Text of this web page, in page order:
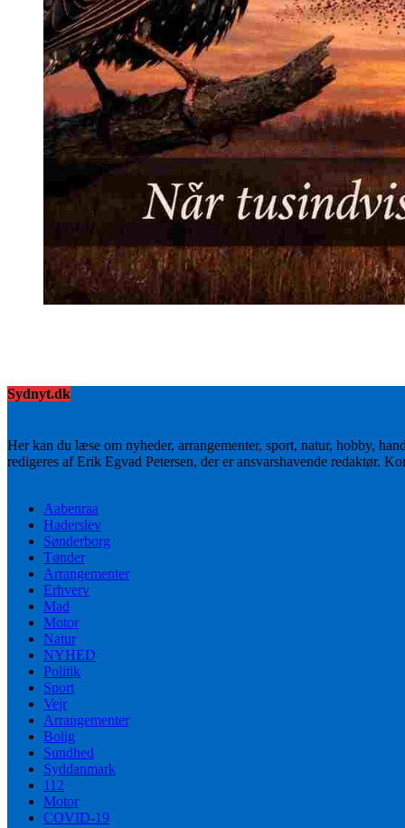
Sydnyt.dk
Her kan du læse om nyheder, arrangementer, sport, natur, hobby,
redigeres af Erik Egvad Petersen, der er ansvarshavende redaktør.
Aabenraa
Haderslev
Sønderborg
Tønder
Arrangementer
Erhverv
Mad
Motor
Natur
NYHED
Politik
Sport
Vejr
Arrangementer
Bolig
Sundhed
Syddanmark
112
Motor
COVID-19